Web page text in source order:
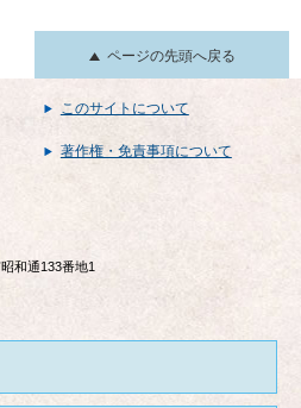
ページの先頭へ戻る
このサイトについて
著作権・免責事項について
和通133番地1